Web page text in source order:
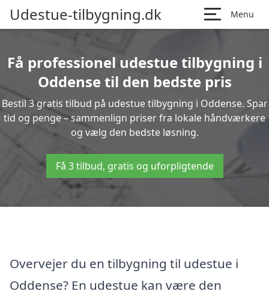
Udestue-tilbygning.dk Menu
Få professionel udestue tilbygning i
Oddense til den bedste pris
Bestil 3 gratis tilbud på udestue tilbygning i Oddense. Spar
tid og penge – sammenlign priser fra lokale håndværkere
og vælg den bedste løsning.
Få 3 tilbud, gratis og uforpligtende
Overvejer du en tilbygning til udestue i
Oddense? En udestue kan være den